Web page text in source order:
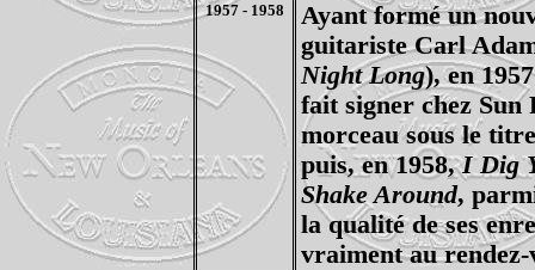
1957 - 1958
Ayant formé un
guitariste Carl
Night Long), en
fait signer chez Sun
morceau sous le
puis, en 1958,I Dig
Shake Around,
la qualité de ses
vraiment au rendez-